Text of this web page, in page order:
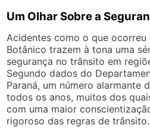
Um Olhar Sobre a
Acidentes como o que
Botânico trazem à tona uma
segurança no trânsito em
Segundo dados do
Paraná, um número alarmante
todos os anos, muitos dos
com uma maior
rigoroso das regras de trânsito.